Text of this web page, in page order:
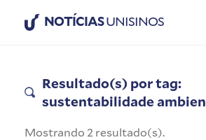
NOTÍCIASUNISINOS
Resultado(s) por tag:
sustentabilidade
Mostrando 2 resultado(s).